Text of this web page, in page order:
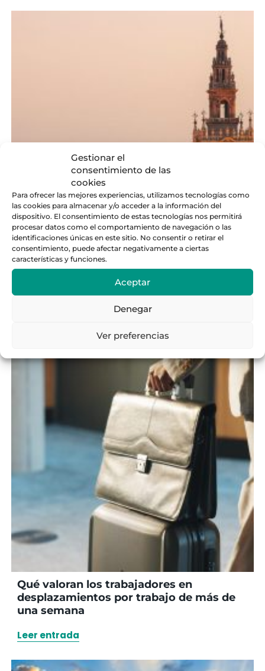
Gestionar el
consentimiento de las
cookies
Para ofrecer las mejores experiencias, utilizamos tecnologías como
las cookies para almacenar y/o acceder a la información del
dispositivo. El consentimiento de estas tecnologías nos permitirá
procesar datos como el comportamiento de navegación o las
identificaciones únicas en este sitio. No consentir o retirar el
consentimiento, puede afectar negativamente a ciertas
características y funciones.
Aceptar
Denegar
Ver preferencias
Las nuevas reglas del juego para los
alojamientos turísticos en Sevilla
Qué valoran los trabajadores en
desplazamientos por trabajo de más de
una semana
Leer entrada